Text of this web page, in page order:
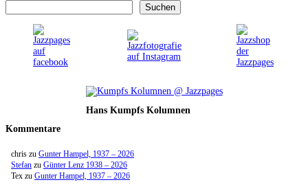
Suchen
Hans Kumpfs Kolumnen
Kommentare
chris zu Gunter Hampel, 1937 – 2026
Stefan zu Günter Lenz 1938 – 2026
Tex zu Gunter Hampel, 1937 – 2026